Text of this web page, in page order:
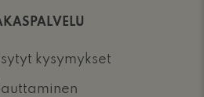
kysymykset